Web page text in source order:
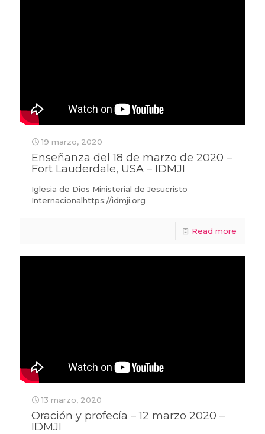
19 marzo, 2020
Enseñanza del 18 de marzo de 2020 –
Fort Lauderdale, USA – IDMJI
Iglesia de Dios Ministerial de Jesucristo
Internacionalhttps://idmji.org
Read more
13 marzo, 2020
Oración y profecía – 12 marzo 2020 –
IDMJI